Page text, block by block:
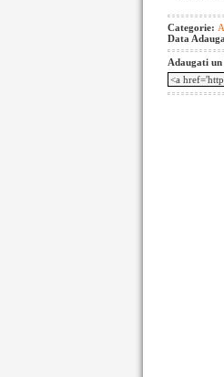
Categorie:
Data
Adaugati un